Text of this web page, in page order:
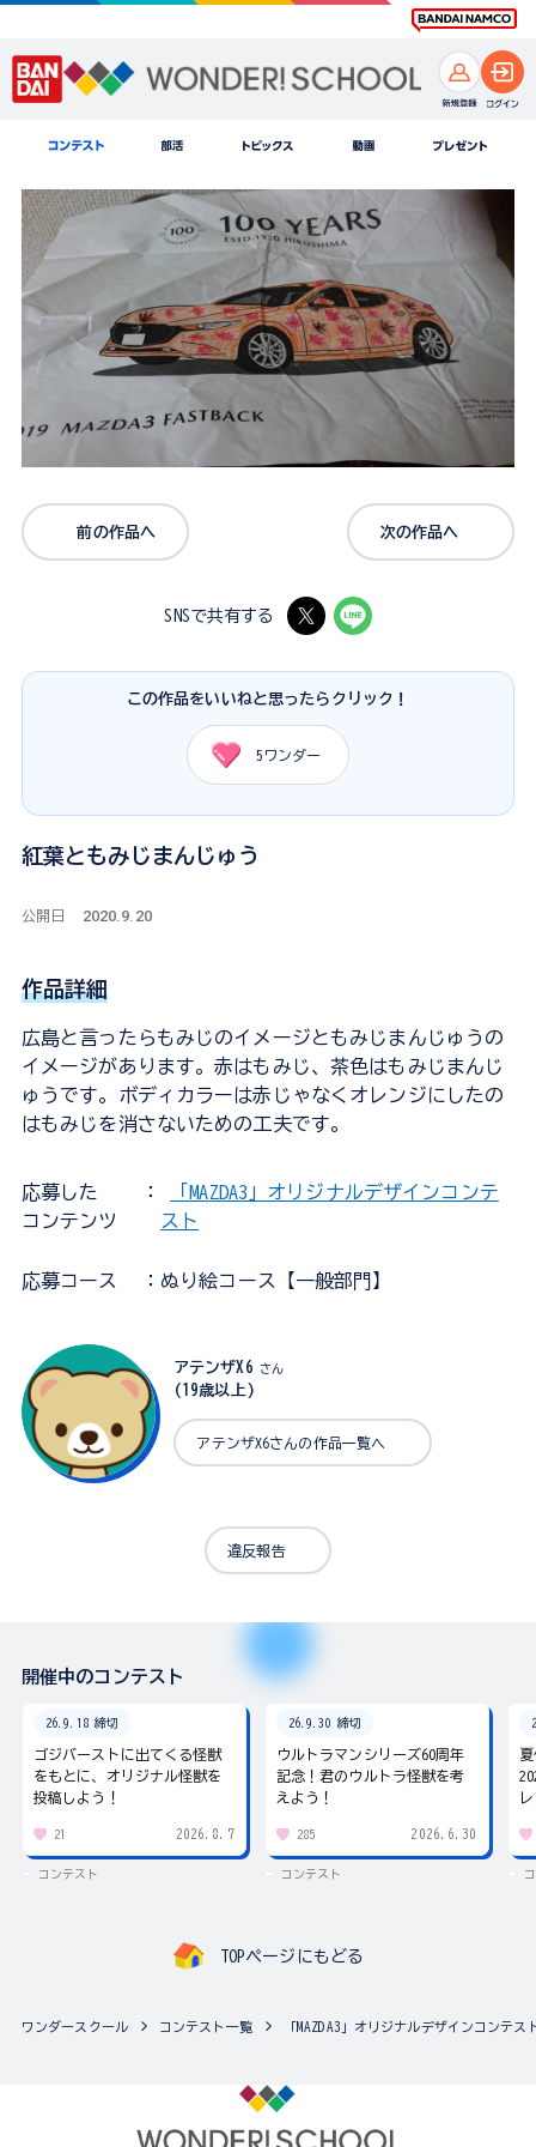
前の作品へ 次の作品へ
SNSで共有する
この作品をいいねと思ったらクリック！
5 ワンダー
紅葉ともみじまんじゅう
公開日 2020.9.20
作品詳細
広島と言ったらもみじのイメージともみじまんじゅうの
イメージがあります。赤はもみじ、茶色はもみじまんじ
ゅうです。ボディカラーは赤じゃなくオレンジにしたの
はもみじを消さないための工夫です。
応募した
コンテンツ
：
「MAZDA3」オリジナルデザインコンテ
スト
応募コース ：ぬり絵コース【一般部門】
アテンザX6 さん
(19歳以上)
アテンザX6さんの作品一覧へ
違反報告
開催中のコンテスト
26.9.18 締切
ゴジバーストに出てくる怪獣
をもとに、オリジナル怪獣を
投稿しよう！
21 2026.8.7
コンテスト
26.9.30 締切
ウルトラマンシリーズ60周年
記念！君のウルトラ怪獣を考
えよう！
285 2026.6.30
コンテスト
TOPページにもどる
ワンダースクール コンテスト一覧 「MAZDA3」オリジナルデザインコンテス